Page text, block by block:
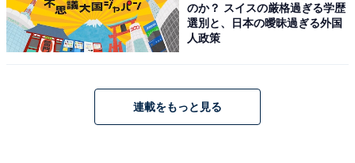
【楽天トラベルセール】「グランドニッコー東
京 台場」が今だけ特別価格に！ 東京湾を望む
絶景とラグジュアリーな滞在【9月26日】
のか？ スイスの厳格過ぎる学歴
選別と、日本の曖昧過ぎる外国
人政策
連載をもっと見る